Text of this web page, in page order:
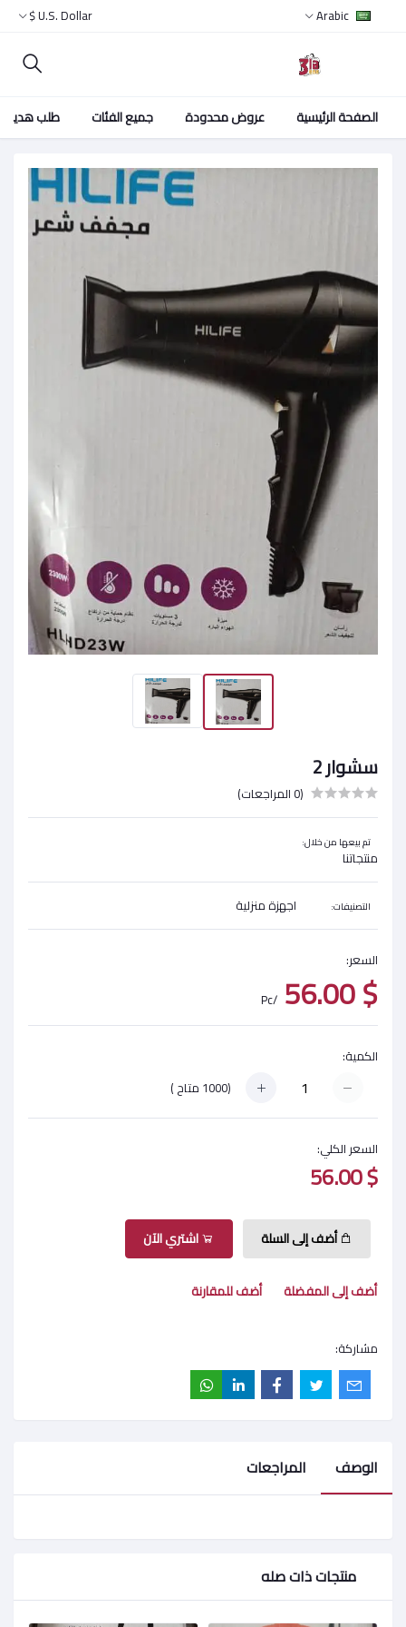
Arabic
U.S. Dollar $
الصفحة الرئيسية عروض محدودة جميع الفئات طلب هدية
سشوار 2
(0 المراجعات)
تم بيعها من خلال:
منتجاتنا
التصنيفات: اجهزة منزلية
السعر:
$ 56.00
/Pc
الكمية:
(
1000 متاح )
السعر الكلي:
$ 56.00
أضف إلى السلة اشتري الآن
أضف إلى المفضلة أضف للمقارنة
مشاركة:
الوصف المراجعات
منتجات ذات صله